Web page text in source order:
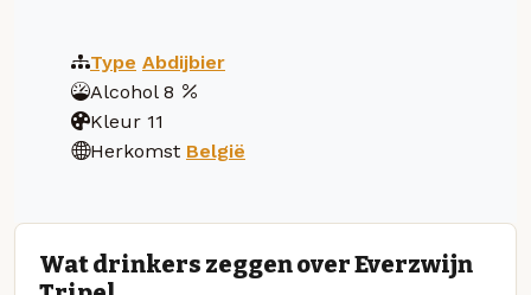
Type Abdijbier
Alcohol 8
Kleur 11
Herkomst België
Wat drinkers zeggen over Everzwijn